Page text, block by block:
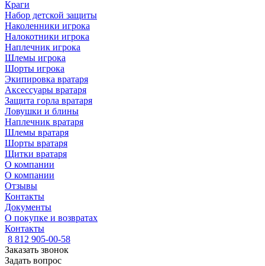
Краги
Набор детской защиты
Наколенники игрока
Налокотники игрока
Наплечник игрока
Шлемы игрока
Шорты игрока
Экипировка вратаря
Аксессуары вратаря
Защита горла вратаря
Ловушки и блины
Наплечник вратаря
Шлемы вратаря
Шорты вратаря
Щитки вратаря
О компании
О компании
Отзывы
Контакты
Документы
О покупке и возвратах
Контакты
8 812 905-00-58
Заказать звонок
Задать вопрос